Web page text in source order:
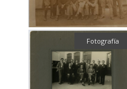
Fotografía